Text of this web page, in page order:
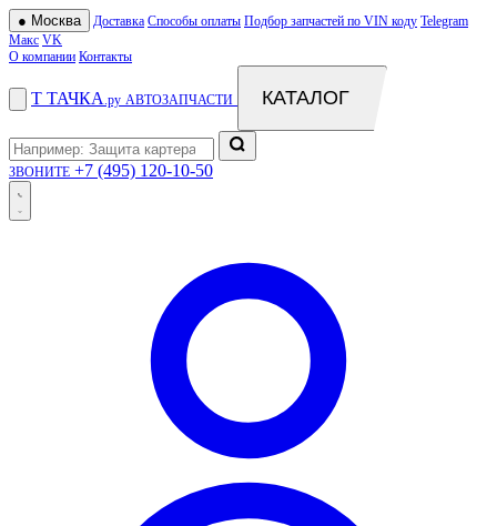
● Москва Доставка Способы оплаты Подбор запчастей по VIN коду Telegram
Макс VK
О компании Контакты
Т ТАЧКА .ру АВТОЗАПЧАСТИ КАТАЛОГ
ЗВОНИТЕ +7 (495) 120-10-50